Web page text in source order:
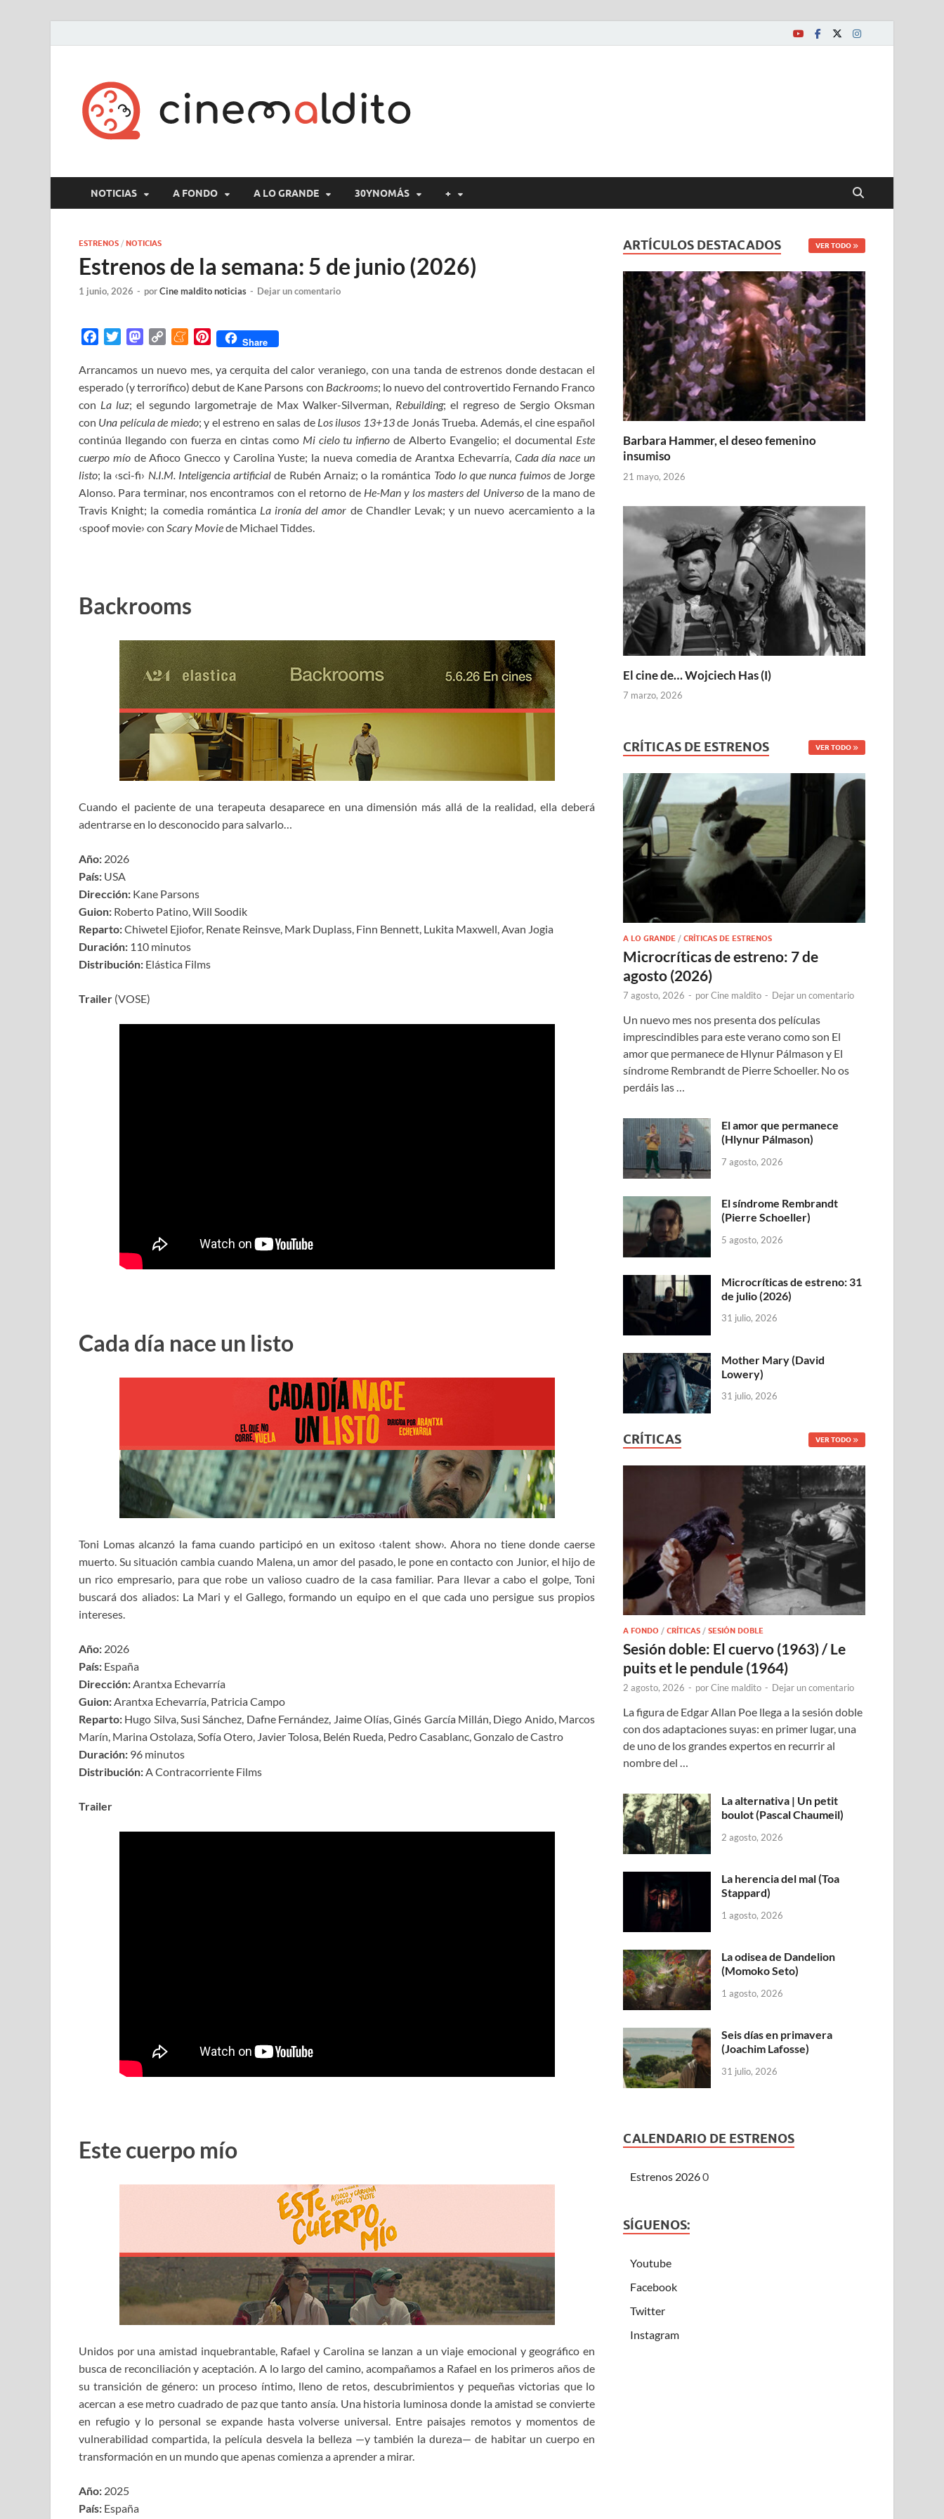
NOTICIAS A FONDO A LO GRANDE 30YNOMÁS +
ESTRENOS / NOTICIAS
Estrenos de la semana: 5 de junio (2026)
1 junio, 2026 - porCine maldito noticias - Dejar un comentario
c
e
b
o
o
k
i
t
t
e
r
M
s
t
o
d
o
n
p
y
L
i
n
k
M
n
e
a
m
e
P
n
t
e
r
e
s
t
Share
Arrancamos un nuevo mes, ya cerquita del calor veraniego, con una tanda de estrenos donde destacan el
esperado (y terrorífico) debut de Kane Parsons con Backrooms; lo nuevo del controvertido Fernando Franco
con La luz; el segundo largometraje de Max Walker-Silverman, Rebuilding; el regreso de Sergio Oksman
con Una película de miedo; y el estreno en salas de Los ilusos 13+13de Jonás Trueba. Además, el cine español
continúa llegando con fuerza en cintas como Mi cielo tu infierno de Alberto Evangelio; el documental Este
cuerpo míode Afioco Gnecco y Carolina Yuste; la nueva comedia de Arantxa Echevarría, Cada día nace un
listo; la ‹sci-fi› N.I.M. Inteligencia artificial de Rubén Arnaiz; o la romántica Todo lo que nunca fuimosde Jorge
Alonso. Para terminar, nos encontramos con el retorno de He-Man y los masters del Universode la mano de
Travis Knight; la comedia romántica La ironía del amor de Chandler Levak; y un nuevo acercamiento a la
‹spoof movie› con Scary Moviede Michael Tiddes.
Backrooms
Cuando el paciente de una terapeuta desaparece en una dimensión más allá de la realidad, ella deberá
adentrarse en lo desconocido para salvarlo…
Año: 2026
País: USA
Dirección: Kane Parsons
Guion: Roberto Patino, Will Soodik
Reparto:Chiwetel Ejiofor, Renate Reinsve, Mark Duplass, Finn Bennett, Lukita Maxwell, Avan Jogia
Duración: 110 minutos
Distribución: Elástica Films
Trailer (VOSE)
Cada día nace un listo
Toni Lomas alcanzó la fama cuando participó en un exitoso ‹talent show›. Ahora no tiene donde caerse
muerto. Su situación cambia cuando Malena, un amor del pasado, le pone en contacto con Junior, el hijo de
un rico empresario, para que robe un valioso cuadro de la casa familiar. Para llevar a cabo el golpe, Toni
buscará dos aliados: La Mari y el Gallego, formando un equipo en el que cada uno persigue sus propios
intereses.
Año: 2026
País: España
Dirección: Arantxa Echevarría
Guion: Arantxa Echevarría, Patricia Campo
Reparto: Hugo Silva, Susi Sánchez, Dafne Fernández, Jaime Olías, Ginés García Millán, Diego Anido, Marcos
Marín, Marina Ostolaza, Sofía Otero, Javier Tolosa, Belén Rueda, Pedro Casablanc, Gonzalo de Castro
Duración: 96 minutos
Distribución: A Contracorriente Films
Trailer
Este cuerpo mío
Unidos por una amistad inquebrantable, Rafael y Carolina se lanzan a un viaje emocional y geográfico en
busca de reconciliación y aceptación. A lo largo del camino, acompañamos a Rafael en los primeros años de
su transición de género: un proceso íntimo, lleno de retos, descubrimientos y pequeñas victorias que lo
acercan a ese metro cuadrado de paz que tanto ansía. Una historia luminosa donde la amistad se convierte
en refugio y lo personal se expande hasta volverse universal. Entre paisajes remotos y momentos de
vulnerabilidad compartida, la película desvela la belleza —y también la dureza— de habitar un cuerpo en
transformación en un mundo que apenas comienza a aprender a mirar.
Año: 2025
País: España
ARTÍCULOS DESTACADOS VER TODO
Barbara Hammer, el deseo femenino
insumiso
21 mayo, 2026
El cine de… Wojciech Has (I)
7 marzo, 2026
CRÍTICAS DE ESTRENOS VER TODO
A LO GRANDE /CRÍTICAS DE ESTRENOS
Microcríticas de estreno: 7 de
agosto (2026)
7 agosto, 2026 - porCine maldito - Dejar un comentario
Un nuevo mes nos presenta dos películas
imprescindibles para este verano como son El
amor que permanece de Hlynur Pálmason y El
síndrome Rembrandt de Pierre Schoeller. No os
perdáis las …
El amor que permanece
(Hlynur Pálmason)
7 agosto, 2026
El síndrome Rembrandt
(Pierre Schoeller)
5 agosto, 2026
Microcríticas de estreno: 31
de julio (2026)
31 julio, 2026
Mother Mary (David
Lowery)
31 julio, 2026
CRÍTICAS VER TODO
A FONDO /CRÍTICAS /SESIÓN DOBLE
Sesión doble: El cuervo (1963) / Le
puits et le pendule (1964)
2 agosto, 2026 - porCine maldito - Dejar un comentario
La figura de Edgar Allan Poe llega a la sesión doble
con dos adaptaciones suyas: en primer lugar, una
de uno de los grandes expertos en recurrir al
nombre del …
La alternativa | Un petit
boulot (Pascal Chaumeil)
2 agosto, 2026
La herencia del mal (Toa
Stappard)
1 agosto, 2026
La odisea de Dandelion
(Momoko Seto)
1 agosto, 2026
Seis días en primavera
(Joachim Lafosse)
31 julio, 2026
CALENDARIO DE ESTRENOS
Estrenos 20260
SÍGUENOS:
Youtube
Facebook
Twitter
Instagram